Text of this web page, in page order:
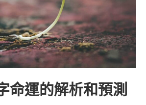
命運的解析和預測